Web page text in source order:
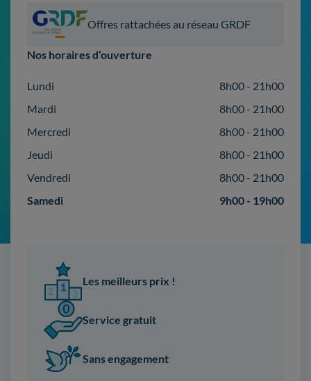
Offres rattachées au réseau GRDF
Nos horaires d’ouverture
Lundi
8h00 - 21h00
Mardi
8h00 - 21h00
Mercredi
8h00 - 21h00
Jeudi
8h00 - 21h00
Vendredi
8h00 - 21h00
Samedi
9h00 - 19h00
Les meilleurs prix !
Service gratuit
Sans engagement